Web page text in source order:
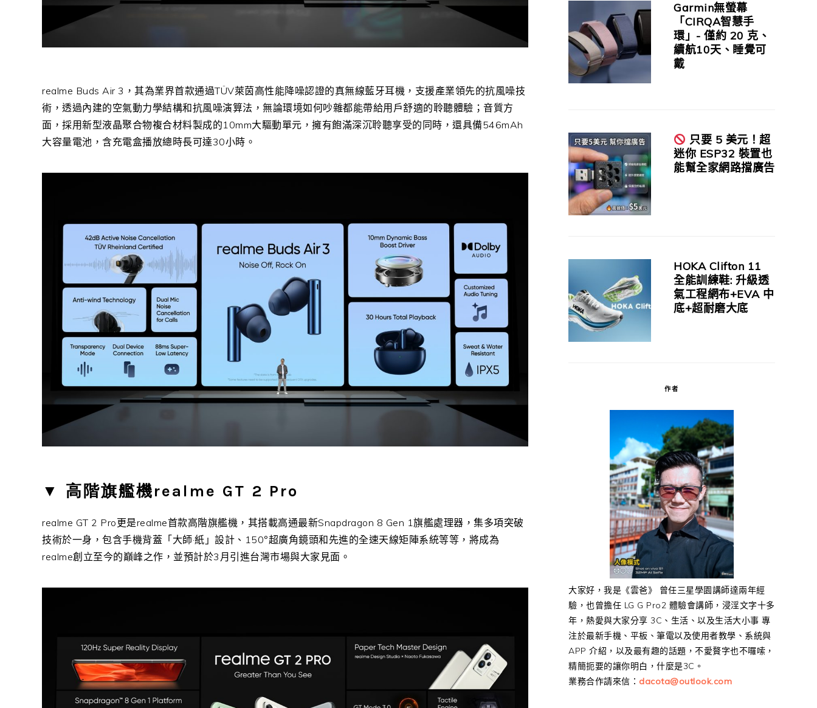
realme Buds Air 3，其為業界首款通過TÜV萊茵高性能降噪認證的真無線藍牙耳機，支援產業領先的抗風噪技
術，透過內建的空氣動力學結構和抗風噪演算法，無論環境如何吵雜都能帶給用戶舒適的聆聽體驗；音質方
面，採用新型液晶聚合物複合材料製成的10mm大驅動單元，擁有飽滿深沉聆聽享受的同時，還具備546mAh
大容量電池，含充電盒播放總時長可達30小時。
▼ 高階旗艦機realme GT 2 Pro
realme GT 2 Pro更是realme首款高階旗艦機，其搭載高通最新Snapdragon 8 Gen 1旗艦處理器，集多項突破
技術於一身，包含手機背蓋「大師·紙」設計、150°超廣角鏡頭和先進的全速天線矩陣系統等等，將成為
realme創立至今的巔峰之作，並預計於3月引進台灣市場與大家見面。
Garmin無螢幕
「CIRQA智慧手
環」- 僅約 20 克、
續航10天、睡覺可
戴
只要 5 美元！超
迷你 ESP32 裝置也
能幫全家網路擋廣告
HOKA Clifton 11
全能訓練鞋: 升級透
氣工程網布+EVA 中
底+超耐磨大底
作者
大家好，我是《雲爸》 曾任三星學園講師達兩年經
驗，也曾擔任 LG G Pro2 體驗會講師，浸淫文字十多
年，熱愛與大家分享 3C、生活、以及生活大小事 專
注於最新手機、平板、筆電以及使用者教學、系統與
APP 介紹，以及最有趣的話題，不愛贅字也不囉嗦，
精簡扼要的讓你明白，什麼是3C。
業務合作請來信： dacota@outlook.com